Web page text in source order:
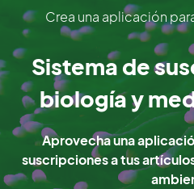
Crea una aplicación
Sistema de
biología y
Aprovecha una
suscripciones a tus